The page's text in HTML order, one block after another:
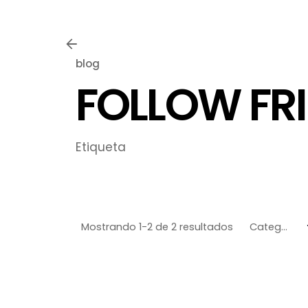
blog
FOLLOW
Etiqueta
Mostrando 1-2 de 2 resultados